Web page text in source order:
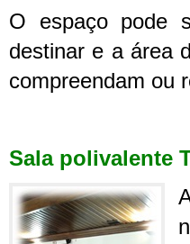
O espaço pode
destinar e a área
compreendam ou
Sala polivalente